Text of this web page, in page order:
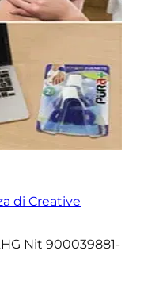
di Creative
Nit 900039881-